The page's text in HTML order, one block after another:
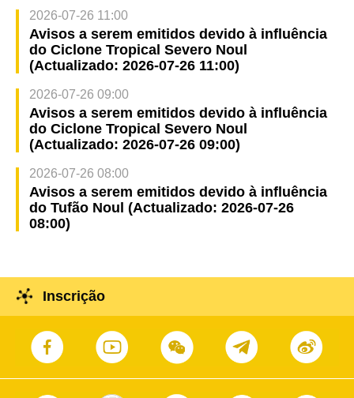
2026-07-26 11:00
Avisos a serem emitidos devido à influência
do Ciclone Tropical Severo Noul
(Actualizado: 2026-07-26 11:00)
2026-07-26 09:00
Avisos a serem emitidos devido à influência
do Ciclone Tropical Severo Noul
(Actualizado: 2026-07-26 09:00)
2026-07-26 08:00
Avisos a serem emitidos devido à influência
do Tufão Noul (Actualizado: 2026-07-26
08:00)
Inscrição